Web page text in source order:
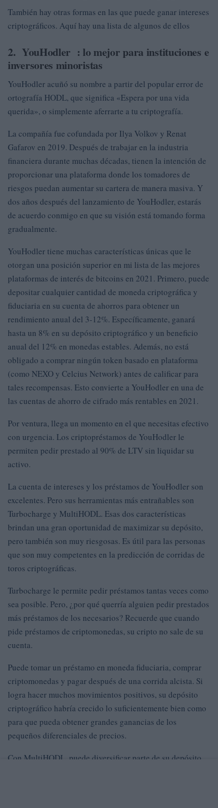
También hay otras formas en las que puede ganar intereses
criptográficos. Aquí hay una lista de algunos de ellos
2. YouHodler : lo mejor para instituciones e
inversores minoristas
YouHodler acuñó su nombre a partir del popular error de
ortografía HODL, que significa «Espera por una vida
querida», o simplemente aferrarte a tu criptografía.
La compañía fue cofundada por Ilya Volkov y Renat
Gafarov en 2019. Después de trabajar en la industria
financiera durante muchas décadas, tienen la intención de
proporcionar una plataforma donde los tomadores de
riesgos puedan aumentar su cartera de manera masiva. Y
dos años después del lanzamiento de YouHodler, estarás
de acuerdo conmigo en que su visión está tomando forma
gradualmente.
YouHodler tiene muchas características únicas que le
otorgan una posición superior en mi lista de las mejores
plataformas de interés de bitcoins en 2021. Primero, puede
depositar cualquier cantidad de moneda criptográfica y
fiduciaria en su cuenta de ahorros para obtener un
rendimiento anual del 3-12%. Específicamente, ganará
hasta un 8% en su depósito criptográfico y un beneficio
anual del 12% en monedas estables. Además, no está
obligado a comprar ningún token basado en plataforma
(como NEXO y Celcius Network) antes de calificar para
tales recompensas. Esto convierte a YouHodler en una de
las cuentas de ahorro de cifrado más rentables en 2021.
Por ventura, llega un momento en el que necesitas efectivo
con urgencia. Los criptopréstamos de YouHodler le
permiten pedir prestado al 90% de LTV sin liquidar su
activo.
La cuenta de intereses y los préstamos de YouHodler son
excelentes. Pero sus herramientas más entrañables son
Turbocharge y MultiHODL. Esas dos características
brindan una gran oportunidad de maximizar su depósito,
pero también son muy riesgosas. Es útil para las personas
que son muy competentes en la predicción de corridas de
toros criptográficas.
Turbocharge le permite pedir préstamos tantas veces como
sea posible. Pero, ¿por qué querría alguien pedir prestados
más préstamos de los necesarios? Recuerde que cuando
pide préstamos de criptomonedas, su cripto no sale de su
cuenta.
Puede tomar un préstamo en moneda fiduciaria, comprar
criptomonedas y pagar después de una corrida alcista. Si
logra hacer muchos movimientos positivos, su depósito
criptográfico habría crecido lo suficientemente bien como
para que pueda obtener grandes ganancias de los
pequeños diferenciales de precios.
Con MultiHODL, puede diversificar parte de su depósito